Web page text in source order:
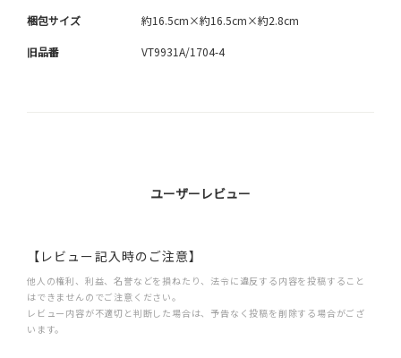
梱包サイズ 約16.5cm×約16.5cm×約2.8cm
旧品番 VT9931A/1704-4
ユーザーレビュー
【レビュー記入時のご注意】
他人の権利、利益、名誉などを損ねたり、法令に違反する内容を投稿すること
はできませんのでご注意ください。
レビュー内容が不適切と判断した場合は、予告なく投稿を削除する場合がござ
います。